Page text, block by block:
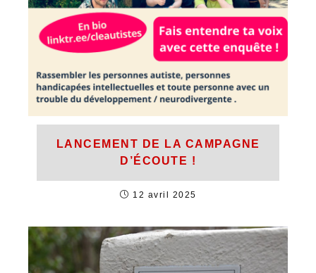
LANCEMENT DE LA CAMPAGNE
D’ÉCOUTE !
12 avril 2025